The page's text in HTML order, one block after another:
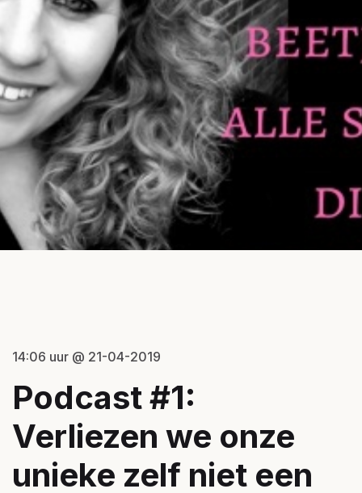
14:06 uur @ 21-04-2019
Podcast #1:
Verliezen we onze
unieke zelf niet een